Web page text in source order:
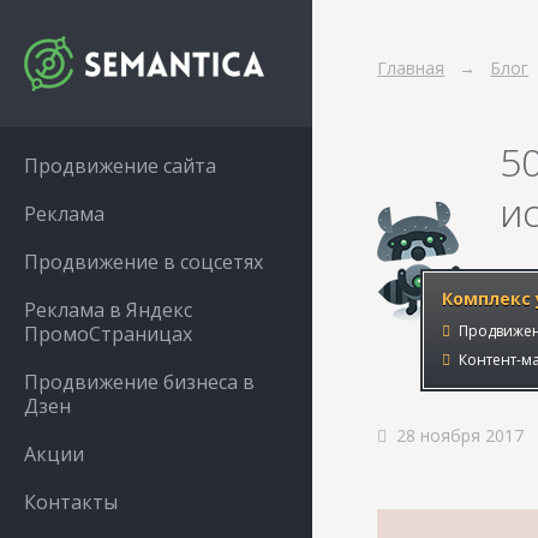
Главная Блог
Комплекс
Контент-
28 ноября 2017
Продвижение сайта
Реклама
Продвижение в соцсетях
Реклама в Яндекс
ПромоСтраницах
Продвижение бизнеса в
Дзен
Акции
Контакты